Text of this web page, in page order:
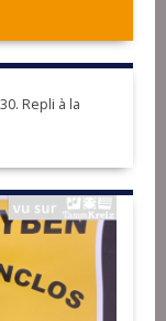
Repli à la